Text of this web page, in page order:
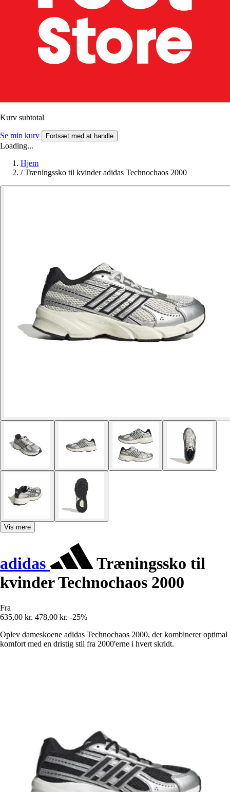
Kurv subtotal
Se min kurv Fortsæt med at handle
Loading...
Hjem
/ Træningssko til kvinder adidas Technochaos 2000
Vis mere
adidas
Træningssko til
kvinder Technochaos 2000
Fra
635,00 kr. 478,00 kr. -25%
Oplev dameskoene adidas Technochaos 2000, der kombinerer optimal
komfort med en dristig stil fra 2000'erne i hvert skridt.